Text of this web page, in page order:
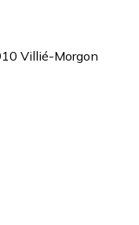
Villié-Morgon